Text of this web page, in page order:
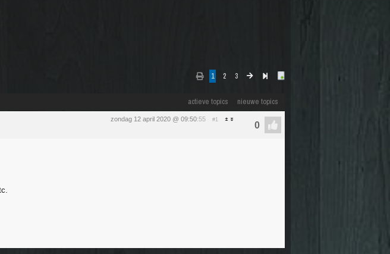
1 2 3
actieve topics nieuwe topics
zondag 12 april 2020 @ 09:50:55 #1